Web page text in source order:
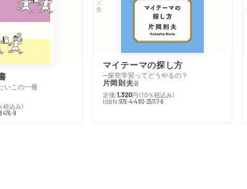
いこの一冊
税込み）
9
マイテーマの探し方
─探究学習ってどうやるの？
片岡則夫著
定価:1,320円 （10％税込み）
ISBN:978-4-480-25117-6